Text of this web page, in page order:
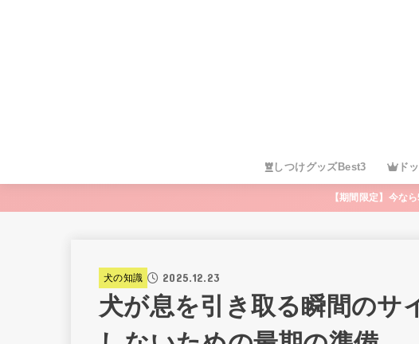
しつけグッズBest3 ド
【期間限定】今な
犬の知識 2025.12.23
犬が息を引き取る瞬間のサ